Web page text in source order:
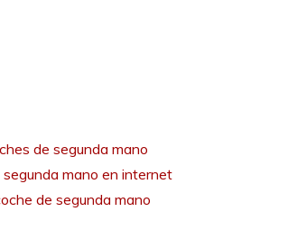
de segunda mano
mano en internet
de segunda mano